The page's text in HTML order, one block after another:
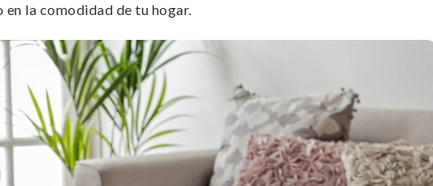
la comodidad de tu hogar.